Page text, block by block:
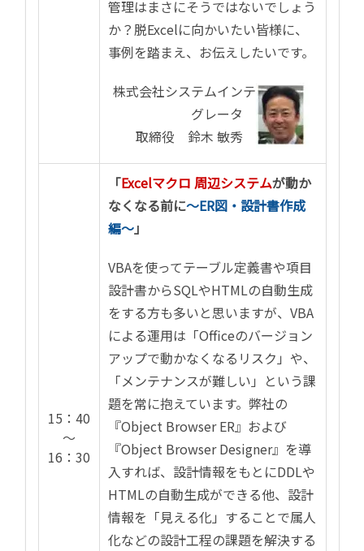
管理はまさにそうではないでしょう
か？脱Excelに向かいたい皆様に、
事例を踏まえ、お伝えしたいです。
株式会社システムインテ
グレータ
取締役 鈴木 敏秀
15：40
～
16：30
「Excelマクロ 周辺システムが動か
なくなる前に〜ER図・設計書作成
編〜」
VBAを使ってテーブル定義書や項目
設計書からSQLやHTMLの自動生成
をする方も多いと思いますが、VBA
による運用は「Officeのバージョン
アップで動かなくなるリスク」や、
「メンテナンスが難しい」という課
題を常に抱えています。弊社の
『Object Browser ER』および
『Object Browser Designer』を導
入すれば、設計情報をもとにDDLや
HTMLの自動生成ができる他、設計
情報を「見える化」することで属人
化などの設計工程の課題を解決する